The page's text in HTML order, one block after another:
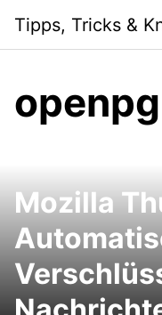
content
Tipps, Tricks &
Mozilla